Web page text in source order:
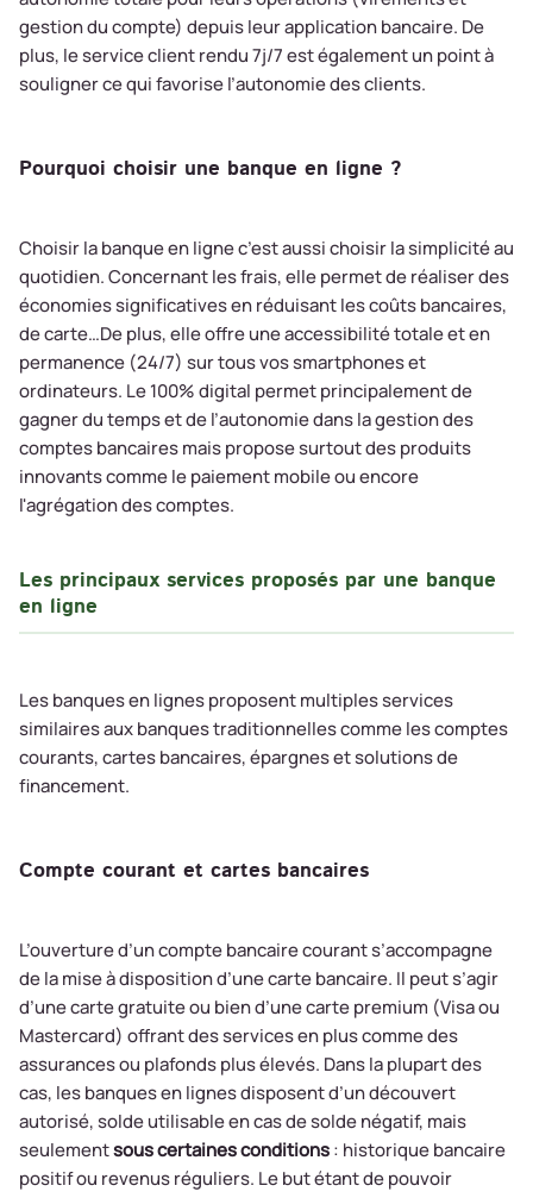
gestion du compte) depuis leur application bancaire. De
plus, le service client rendu 7j/7 est également un point à
souligner ce qui favorise l’autonomie des clients.
Pourquoi choisir une banque en ligne ?
Choisir la banque en ligne c’est aussi choisir la simplicité au
quotidien. Concernant les frais, elle permet de réaliser des
économies significatives en réduisant les coûts bancaires,
de carte…De plus, elle offre une accessibilité totale et en
permanence (24/7) sur tous vos smartphones et
ordinateurs. Le 100% digital permet principalement de
gagner du temps et de l’autonomie dans la gestion des
comptes bancaires mais propose surtout des produits
innovants comme le paiement mobile ou encore
l'agrégation des comptes.
Les principaux services proposés par une banque
en ligne
Les banques en lignes proposent multiples services
similaires aux banques traditionnelles comme les comptes
courants, cartes bancaires, épargnes et solutions de
financement.
Compte courant et cartes bancaires
L’ouverture d’un compte bancaire courant s’accompagne
de la mise à disposition d’une carte bancaire. Il peut s’agir
d’une carte gratuite ou bien d’une carte premium (Visa ou
Mastercard) offrant des services en plus comme des
assurances ou plafonds plus élevés. Dans la plupart des
cas, les banques en lignes disposent d’un découvert
autorisé, solde utilisable en cas de solde négatif, mais
seulementsous certaines conditions: historique bancaire
positif ou revenus réguliers. Le but étant de pouvoir